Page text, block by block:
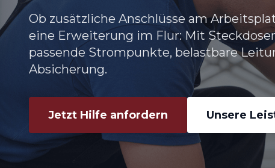
Ob zusätzliche Anschlüsse am
eine Erweiterung im Flur: Mit
passende Strompunkte, belastbare
Absicherung.
Jetzt Hilfe anfordern Unsere